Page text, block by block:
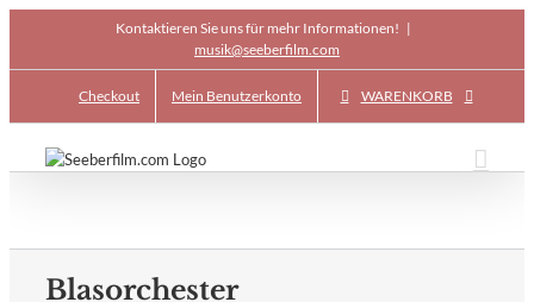
content
Kontaktieren Sie uns für mehr Informationen! |
musik@seeberfilm.com
Checkout Mein Benutzerkonto WARENKORB
Blasorchester